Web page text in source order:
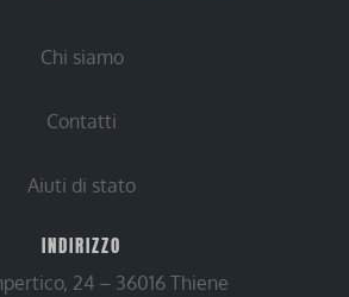
Chi siamo
Contatti
Aiuti di stato
INDIRIZZO
24 – 36016 Thiene